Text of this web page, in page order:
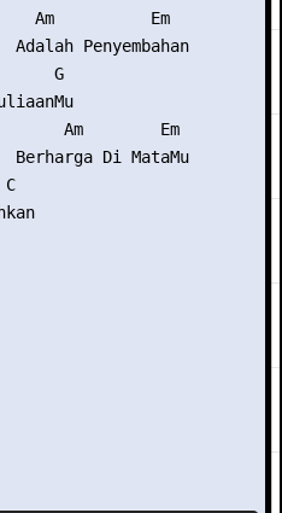
Am          Em
Penyembahan
G
Am        Em
Di MataMu
C